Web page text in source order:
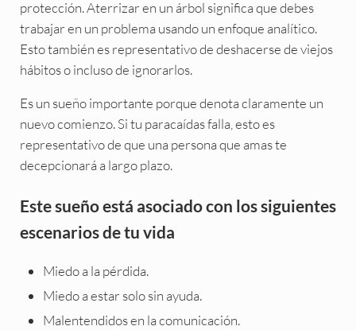
protección. Aterrizar en un árbol significa que debes
trabajar en un problema usando un enfoque analítico.
Esto también es representativo de deshacerse de viejos
hábitos o incluso de ignorarlos.
Es un sueño importante porque denota claramente un
nuevo comienzo. Si tu paracaídas falla, esto es
representativo de que una persona que amas te
decepcionará a largo plazo.
Este sueño está asociado con los siguientes
escenarios de tu vida
Miedo a la pérdida.
Miedo a estar solo sin ayuda.
Malentendidos en la comunicación.